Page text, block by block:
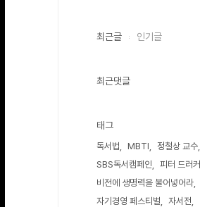
최근글 인기글
최근댓글
태그
독서법 MBTI
정철상 교수
SBS독서캠페인
피터 드러커
비전에 생명력을 불어넣어라
자기경영 페스티벌
자서전